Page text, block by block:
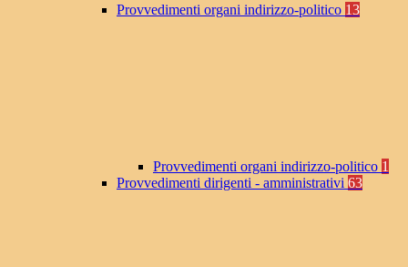
Provvedimenti organi indirizzo-politico 13
Provvedimenti organi indirizzo-politico 1
Provvedimenti dirigenti - amministrativi 63